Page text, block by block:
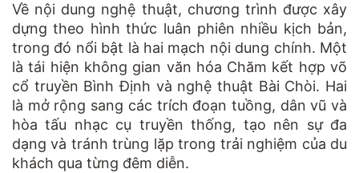
Về nội dung nghệ thuật, chương trình được xây
dựng theo hình thức luân phiên nhiều kịch bản,
trong đó nổi bật là hai mạch nội dung chính. Một
là tái hiện không gian văn hóa Chăm kết hợp võ
cổ truyền Bình Định và nghệ thuật Bài Chòi. Hai
là mở rộng sang các trích đoạn tuồng, dân vũ và
hòa tấu nhạc cụ truyền thống, tạo nên sự đa
dạng và tránh trùng lặp trong trải nghiệm của du
khách qua từng đêm diễn.